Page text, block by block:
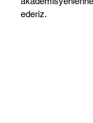
ederiz.